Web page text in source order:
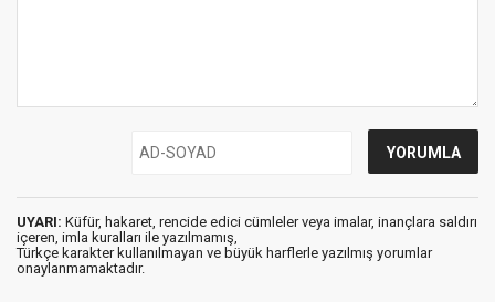
UYARI: Küfür, hakaret, rencide edici cümleler veya imalar, inançlara saldırı
içeren, imla kuralları ile yazılmamış,
Türkçe karakter kullanılmayan ve büyük harflerle yazılmış yorumlar
onaylanmamaktadır.